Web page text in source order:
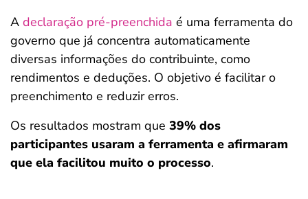
A declaração pré-preenchida é uma ferramenta do
governo que já concentra automaticamente
diversas informações do contribuinte, como
rendimentos e deduções. O objetivo é facilitar o
preenchimento e reduzir erros.
Os resultados mostram que 39% dos
participantes usaram a ferramenta e afirmaram
que ela facilitou muito o processo.